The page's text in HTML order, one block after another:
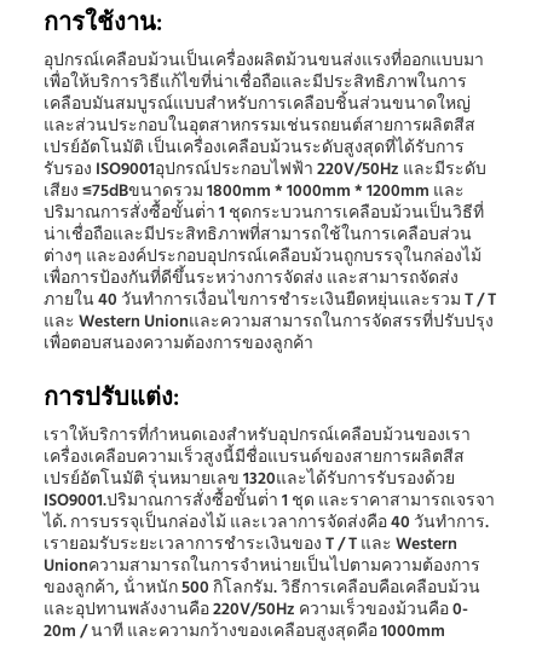
การใช้งาน:
อุปกรณ์เคลือบม้วนเป็นเครื่องผลิตม้วนขนส่งแรงที่ออกแบบมา
เพื่อให้บริการวิธีแก้ไขที่น่าเชื่อถือและมีประสิทธิภาพในการ
เคลือบมันสมบูรณ์แบบสําหรับการเคลือบชิ้นส่วนขนาดใหญ่
และส่วนประกอบในอุตสาหกรรมเช่นรถยนต์สายการผลิตสีส
เปรย์อัตโนมัติ เป็นเครื่องเคลือบม้วนระดับสูงสุดที่ได้รับการ
รับรอง ISO9001อุปกรณ์ประกอบไฟฟ้า 220V/50Hz และมีระดับ
เสียง ≤75dBขนาดรวม 1800mm * 1000mm * 1200mm และ
ปริมาณการสั่งซื้อขั้นต่ํา 1 ชุดกระบวนการเคลือบม้วนเป็นวิธีที่
น่าเชื่อถือและมีประสิทธิภาพที่สามารถใช้ในการเคลือบส่วน
ต่างๆ และองค์ประกอบอุปกรณ์เคลือบม้วนถูกบรรจุในกล่องไม้
เพื่อการป้องกันที่ดีขึ้นระหว่างการจัดส่ง และสามารถจัดส่ง
ภายใน 40 วันทําการเงื่อนไขการชําระเงินยืดหยุ่นและรวม T / T
และ Western Unionและความสามารถในการจัดสรรที่ปรับปรุง
เพื่อตอบสนองความต้องการของลูกค้า
การปรับแต่ง:
เราให้บริการที่กําหนดเองสําหรับอุปกรณ์เคลือบม้วนของเรา
เครื่องเคลือบความเร็วสูงนี้มีชื่อแบรนด์ของสายการผลิตสีส
เปรย์อัตโนมัติ รุ่นหมายเลข 1320และได้รับการรับรองด้วย
ISO9001.ปริมาณการสั่งซื้อขั้นต่ํา 1 ชุด และราคาสามารถเจรจา
ได้. การบรรจุเป็นกล่องไม้ และเวลาการจัดส่งคือ 40 วันทําการ.
เรายอมรับระยะเวลาการชําระเงินของ T / T และ Western
Unionความสามารถในการจําหน่ายเป็นไปตามความต้องการ
ของลูกค้า, น้ําหนัก 500 กิโลกรัม. วิธีการเคลือบคือเคลือบม้วน
และอุปทานพลังงานคือ 220V/50Hz ความเร็วของม้วนคือ 0-
20m / นาที และความกว้างของเคลือบสูงสุดคือ 1000mm